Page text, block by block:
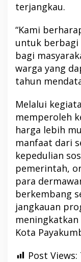
terjangkau.
“Kami
untuk berbagi
bagi
warga yang
tahun
Melalui
memperoleh
harga lebih
manfaat dari
kepedulian
pemerintah,
para
berkembang
jangkauan
Kota
Post Views: